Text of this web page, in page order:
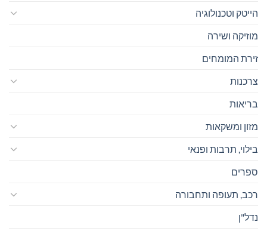
הייטק וטכנולוגיה
מוזיקה ושירה
זירת המומחים
צרכנות
בריאות
מזון ומשקאות
בילוי, תרבות ופנאי
ספרים
רכב, תעופה ותחבורה
נדל"ן